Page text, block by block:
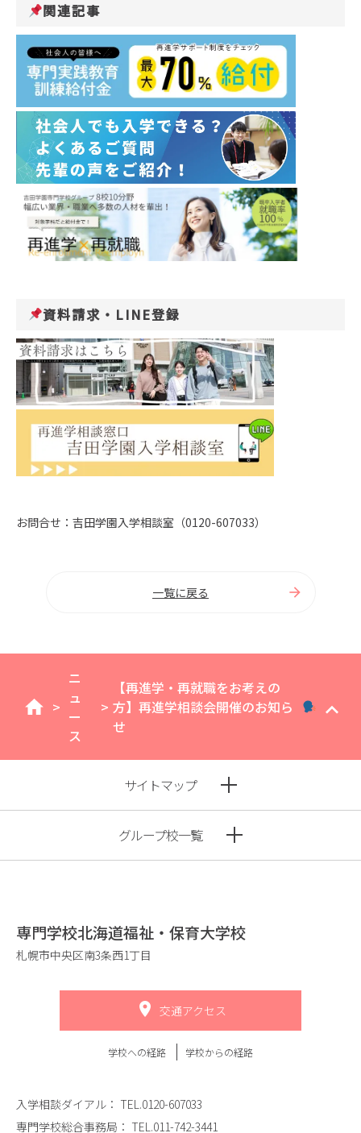
関連記事
資料請求・LINE登録
お問合せ：吉田学園入学相談室（0120-607033）
一覧に戻る
home
>
ニ
ュ
ー
ス
>
【再進学・再就職をお考えの
方】再進学相談会開催のお知ら
せ
サイトマップ
グループ校一覧
専門学校北海道福祉・保育大学校
札幌市中央区南3条西1丁目
交通アクセス
学校への経路 学校からの経路
入学相談ダイアル： TEL.0120-607033
専門学校総合事務局： TEL.011-742-3441